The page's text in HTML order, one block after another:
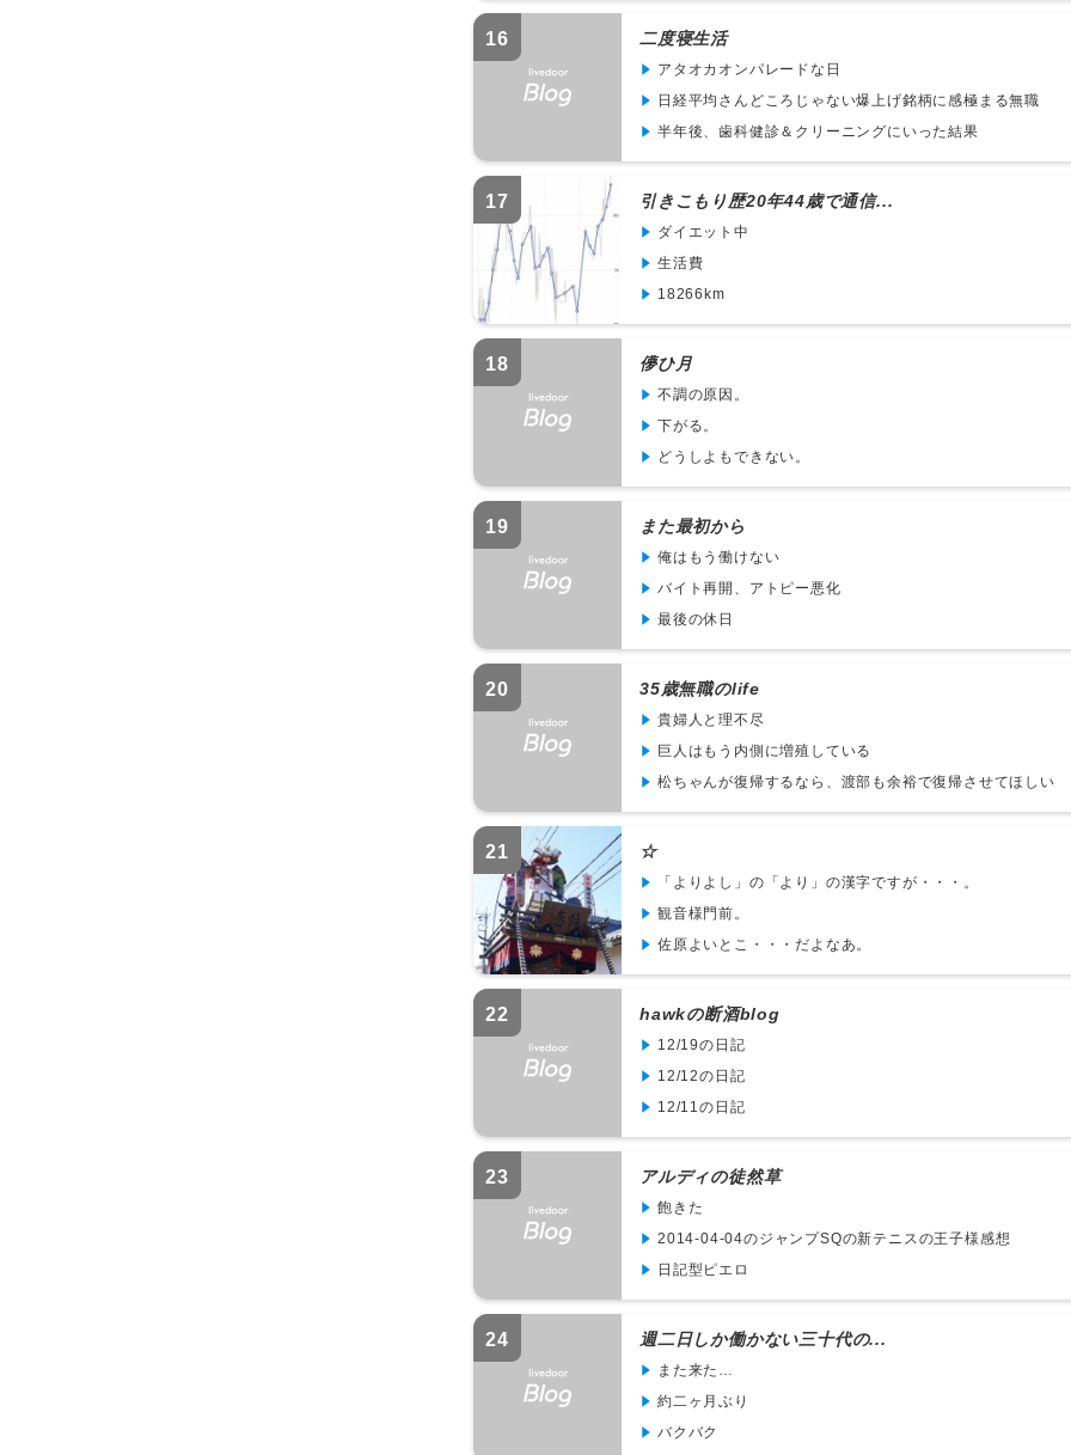
16 二度寝生活
アタオカオンパレードな日
日経平均さんどころじゃない爆上げ銘柄に感極まる無職
半年後、歯科健診＆クリーニングにいった結果
17 引きこもり歴20年44歳で通信...
ダイエット中
生活費
18266km
18 儚ひ月
不調の原因。
下がる。
どうしよもできない。
19 また最初から
俺はもう働けない
バイト再開、アトピー悪化
最後の休日
20 35歳無職のlife
貴婦人と理不尽
巨人はもう内側に増殖している
松ちゃんが復帰するなら、渡部も余裕で復帰させてほしい
21 ☆
「よりよし」の「より」の漢字ですが・・・。
観音様門前。
佐原よいとこ・・・だよなあ。
22 hawkの断酒blog
12/19の日記
12/12の日記
12/11の日記
23 アルディの徒然草
飽きた
2014-04-04のジャンプSQの新テニスの王子様感想
日記型ピエロ
24 週二日しか働かない三十代の...
また来た…
約二ヶ月ぶり
バクバク